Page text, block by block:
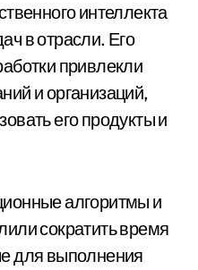
интеллекта
в отрасли. Его
привлекли
и организаций,
его продукты и
алгоритмы и
сократить время
для выполнения